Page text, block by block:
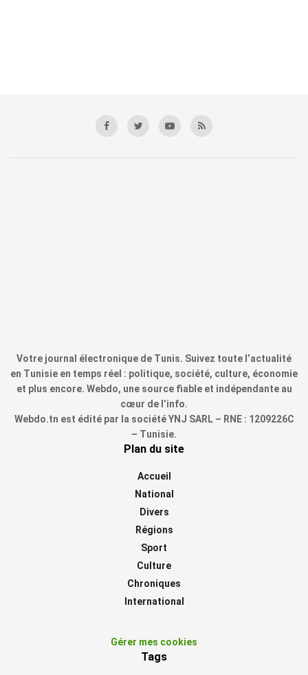
Votre journal électronique de Tunis. Suivez toute l’actualité
en Tunisie en temps réel : politique, société, culture, économie
et plus encore. Webdo, une source fiable et indépendante au
cœur de l’info.
Webdo.tn est édité par la société YNJ SARL – RNE : 1209226C
– Tunisie.
Plan du site
Accueil
National
Divers
Régions
Sport
Culture
Chroniques
International
Gérer mes cookies
Tags